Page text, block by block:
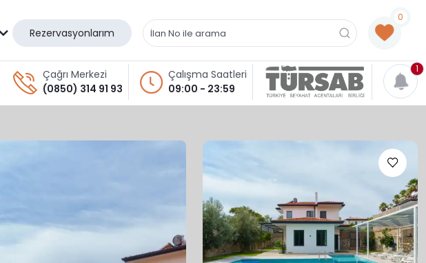
Rezervasyonlarım
0
Çağrı Merkezi
(0850) 314 91 93
Çalışma Saatleri
09:00 - 23:59
1